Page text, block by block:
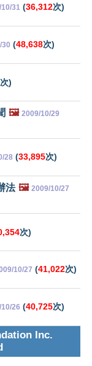
31 (36,312次)
30 (48,638次)
次)
🖼️ 2009/10/29
28 (33,895次)
法 🖼️ 2009/10/27
次)
10/27 (41,022次)
26 (40,725次)
Inc.